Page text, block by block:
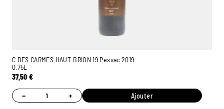
C DES CARMES HAUT-BRION 19 Pessac 2019
0,75L
37,50€
− + Ajouter